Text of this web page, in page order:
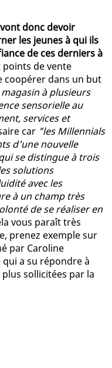
donc devoir
les jeunes à qui ils
de ces derniers à
de vente
coopérer dans un but
à plusieurs
sensorielle au
services et
car "les Millennials
d'une nouvelle
se distingue à trois
solutions
avec les
à un champ très
de se réaliser en
vous paraît très
prenez exemple sur
par Caroline
a su répondre à
sollicitées par la